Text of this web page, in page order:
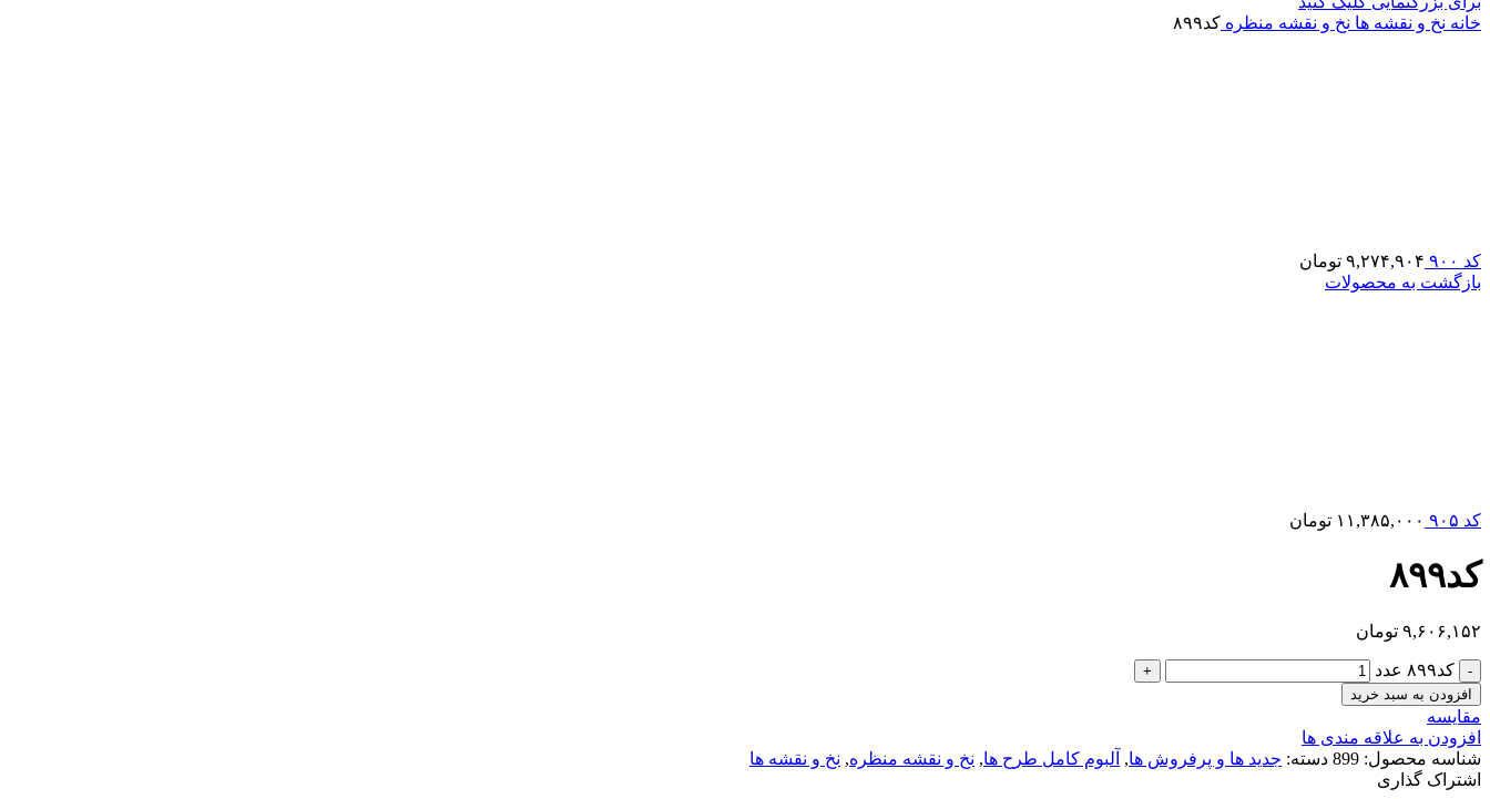
خانه نخ و نقشه ها نخ و نقشه منظره کد۸۹۹
کد ۹۰۰ ۹,۲۷۴,۹۰۴ تومان
بازگشت به محصولات
کد ۹۰۵ ۱۱,۳۸۵,۰۰۰ تومان
کد۸۹۹
۹,۶۰۶,۱۵۲ تومان
کد۸۹۹ عدد
افزودن به سبد خرید
مقایسه
افزودن به علاقه مندی ها
شناسه محصول: 899 دسته: جدید ها و پرفروش ها, آلبوم کامل طرح ها, نخ و نقشه منظره, نخ و نقشه ها
اشتراک گذاری